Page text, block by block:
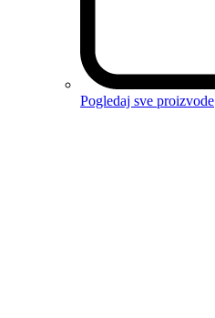
Pogledaj sve proizvode